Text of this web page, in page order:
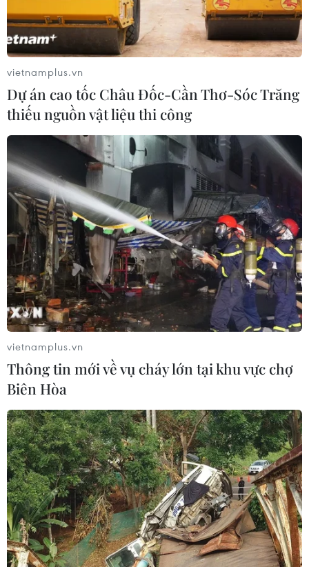
Dow Jones lập đỉnh kỷ lục nhờ diễn
biến tích cực tại Trung Đông
Mỹ phát tín hiệu ủng hộ ổn định
đồng won của Hàn Quốc
05/08/2026 23:26
Cuba nỗ lực khôi phục hệ thống điện
sau các sự cố toàn quốc
05/08/2026 23:16
Bất ổn địa chính trị kìm hãm tăng
05/08/2026 22:59
Thái Lan: Lạm phát hạ nhiệt nhưng
tiếp tục chịu sức ép từ giá năng
lượng
05/08/2026 22:59
Mỹ hoàn trả khoảng 100 tỷ USD thuế
quan sau phán quyết của Tòa án Tối
cao
vietnamplus.vn
Dự án cao tốc Châu Đốc-Cần Thơ-Sóc Trăng
thiếu nguồn vật liệu thi công
vietnamplus.vn
Thông tin mới về vụ cháy lớn tại khu vực chợ
Biên Hòa